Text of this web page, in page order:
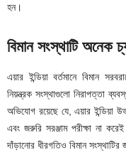
হন।
বিমান সংস্থাটি অনেক
এয়ার ইন্ডিয়া বর্তমানে বিমান
নিয়ন্ত্রক সংস্থাগুলো নিরাপত্তা
অভিযোগ রয়েছে যে, এয়ার ইন্ডিয়া
এবং জরুরি সরঞ্জাম পরীক্ষা না
দাঁড়ানোর ধীরগতিও বিমান